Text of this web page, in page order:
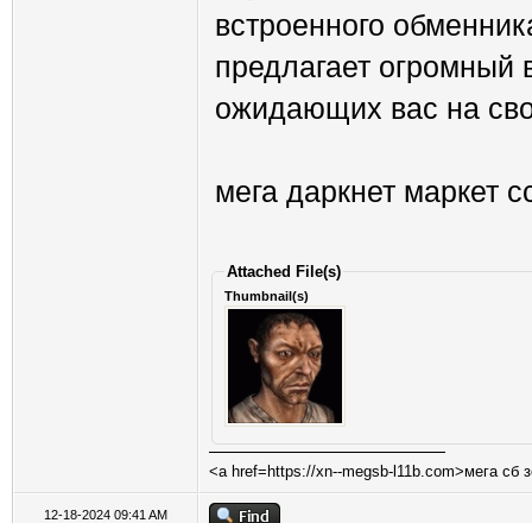
встроенного
предлагает огромный
ожидающих вас на
мега даркнет маркет
Attached File(s)
Thumbnail(s)
<a href=https://xn--megsb-l11b.com>мега сб
12-18-2024 09:41 AM